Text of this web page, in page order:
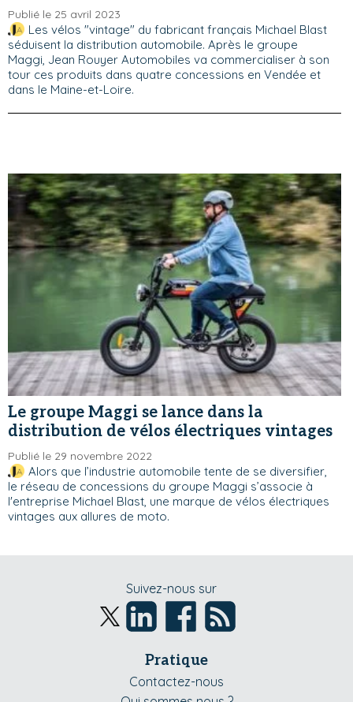
Publié le 25 avril 2023
Les vélos "vintage" du fabricant français Michael Blast
séduisent la distribution automobile. Après le groupe
Maggi, Jean Rouyer Automobiles va commercialiser à son
tour ces produits dans quatre concessions en Vendée et
dans le Maine-et-Loire.
Le groupe Maggi se lance dans la
distribution de vélos électriques vintages
Publié le 29 novembre 2022
Alors que l’industrie automobile tente de se diversifier,
le réseau de concessions du groupe Maggi s’associe à
l'entreprise Michael Blast, une marque de vélos électriques
vintages aux allures de moto.
Suivez-nous sur
Pratique
Contactez-nous